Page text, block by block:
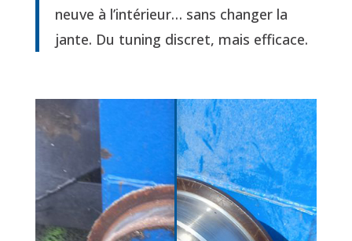
neuve à l’intérieur… sans changer la
jante. Du tuning discret, mais efficace.